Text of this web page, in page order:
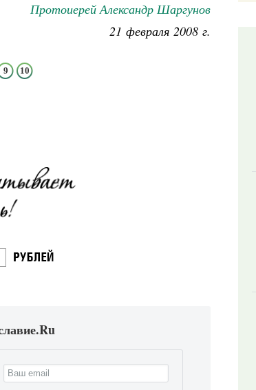
Протоиерей Александр Шаргунов
21 февраля 2008 г.
9 10